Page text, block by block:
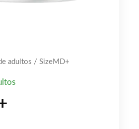
adultos / SizeMD+